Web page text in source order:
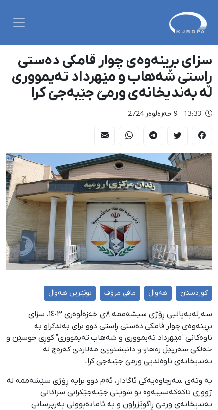
سزای بڕینەوەی چوار قامکی دەستی
ڕاستی شەهاب و مێهرداد تەیمووری
لە بەندیخانەی ورمێ جێبەجێ کرا
13:33 - 9 خەزەڵوەر 2724
کوردستان هەواڵ مافی مرۆڤ نوێترین هەواڵ
سەرلەبەیانیی ڕۆژی سیشەممە ٨ی خەزەڵوەری ١٤٠٣، سزای
بڕینەوەی چوار قامکی دەستی ڕاستی دوو برای بەندکراو بە
ناوەکانی "مێهرداد تەیمووری و شەهاب تەیمووری" کوڕی حوسێن و
خەڵكی سەرپێڵ زەهاو و دانیشتووی مەلاردی کەرەج لە
بەندیخانەی ناوەندیی ورمێ جێبەجێ کرا.
بە وتەی سەرچاوەیەکی ئاگادار، ئەم دوو برایە ڕۆژی سێشەممە لە
ژووری تاکەکەسییەوە بۆ شوێنی جێبەجێکرانی سزاکانی
بەندیخانەی ورمێ ڕاگوێزراون و بە ئامادەبوونی بەرپرسانی